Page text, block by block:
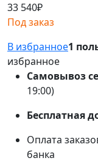
33 540₽
Под заказ
В избранное1
избранное
Самовывоз
19:00)
Бесплатная
Оплата
банка